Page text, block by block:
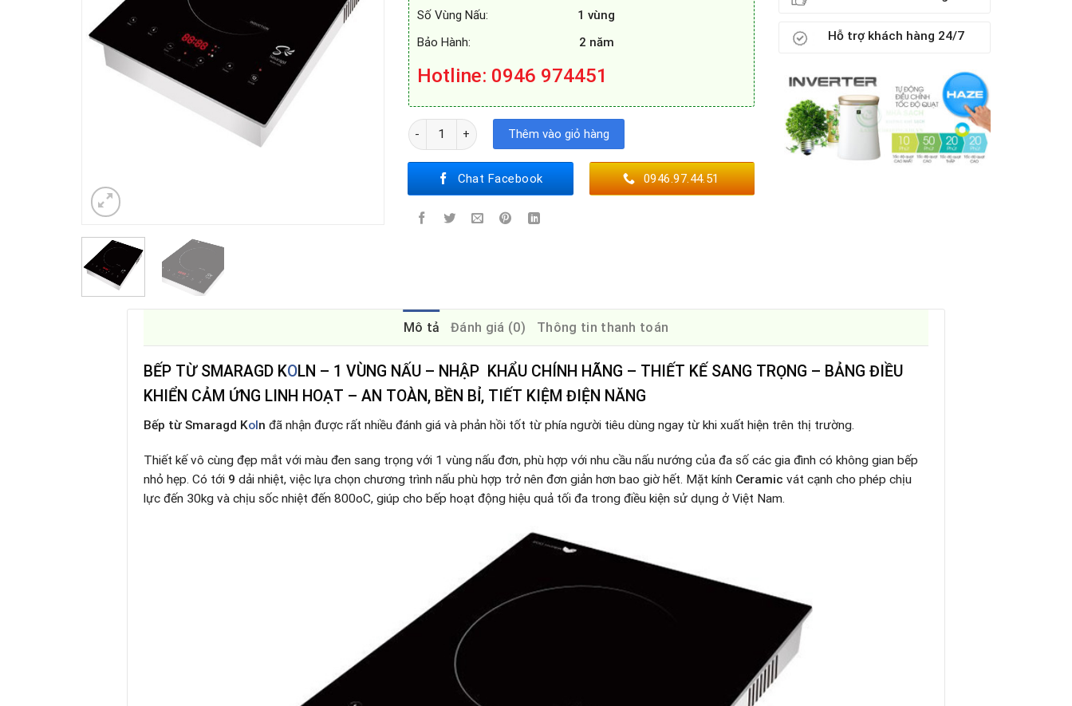
Số Vùng Nấu: 1 vùng
Bảo Hành: 2 năm
Hotline: 0946 974451
BẾP TỪ SMARAGD KOLN số lượng
Thêm vào giỏ hàng
Chat Facebook 0946.97.44.51
Hỗ trợ khách hàng 24/7
Mô tả Đánh giá (0) Thông tin thanh toán
BẾP TỪ SMARAGD KOLN – 1 VÙNG NẤU – NHẬP KHẨU CHÍNH HÃNG – THIẾT KẾ SANG TRỌNG – BẢNG ĐIỀU
KHIỂN CẢM ỨNG LINH HOẠT – AN TOÀN, BỀN BỈ, TIẾT KIỆM ĐIỆN NĂNG
Bếp từ Smaragd Kol n đã nhận được rất nhiều đánh giá và phản hồi tốt từ phía người tiêu dùng ngay từ khi xuất hiện trên thị trường.
Thiết kế vô cùng đẹp mắt với màu đen sang trọng với 1 vùng nấu đơn, phù hợp với nhu cầu nấu nướng của đa số các gia đình có không gian bếp
nhỏ hẹp. Có tới 9 dải nhiệt, việc lựa chọn chương trình nấu phù hợp trở nên đơn giản hơn bao giờ hết. Mặt kính Ceramic vát cạnh cho phép chịu
lực đến 30kg và chịu sốc nhiệt đến 800oC, giúp cho bếp hoạt động hiệu quả tối đa trong điều kiện sử dụng ở Việt Nam.